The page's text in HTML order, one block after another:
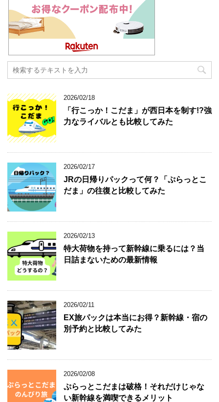
2026/02/18
「行こっか！こだま」が西日本を制す!?強
力なライバルとも比較してみた
2026/02/17
JRの日帰りパックって何？「ぷらっとこ
だま」の往復と比較してみた
2026/02/13
特大荷物を持って新幹線に乗るには？当
日詰まないための最新情報
2026/02/11
EX旅パックは本当にお得？新幹線・宿の
別予約と比較してみた
2026/02/08
ぷらっとこだまは破格！それだけじゃな
い新幹線を満喫できるメリット